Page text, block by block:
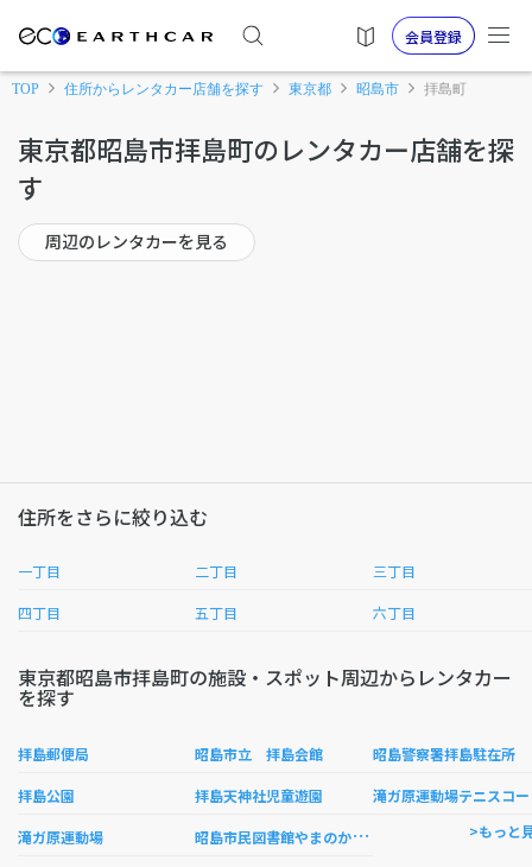
会員登録
TOP 住所からレンタカー店舗を探す 東京都 昭島市 拝島町
東京都昭島市拝島町のレンタカー店舗を探
す
周辺のレンタカーを見る
住所をさらに絞り込む
一丁目 二丁目 三丁目
四丁目 五丁目 六丁目
東京都昭島市拝島町の施設・スポット周辺からレンタカー
を探す
拝島郵便局 昭島市立 拝島会館 昭島警察署拝島駐在所
拝島公園 拝島天神社児童遊園 滝ガ原運動場テニスコ
滝ガ原運動場 昭
島市民図書館やまのかみ分室 >もっと